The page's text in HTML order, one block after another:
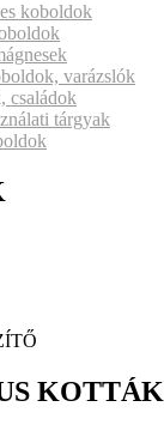
koboldok
varázslók
családok
tárgyak
KOTTÁK